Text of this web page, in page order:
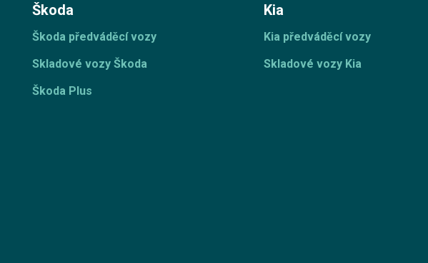
Škoda
Škoda předváděcí vozy
Skladové vozy Škoda
Škoda Plus
Kia
Kia předváděcí vozy
Skladové vozy Kia